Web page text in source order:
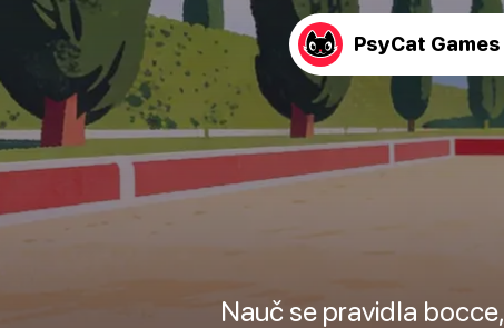
PsyCat Games
Nauč se pravidla